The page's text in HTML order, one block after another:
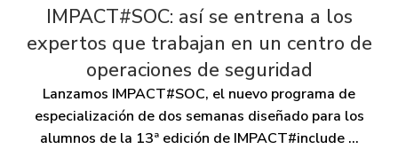
IMPACT#SOC: así se entrena a los
expertos que trabajan en un centro de
operaciones de seguridad
Lanzamos IMPACT#SOC, el nuevo programa de
especialización de dos semanas diseñado para los
alumnos de la 13ª edición de IMPACT#include ...